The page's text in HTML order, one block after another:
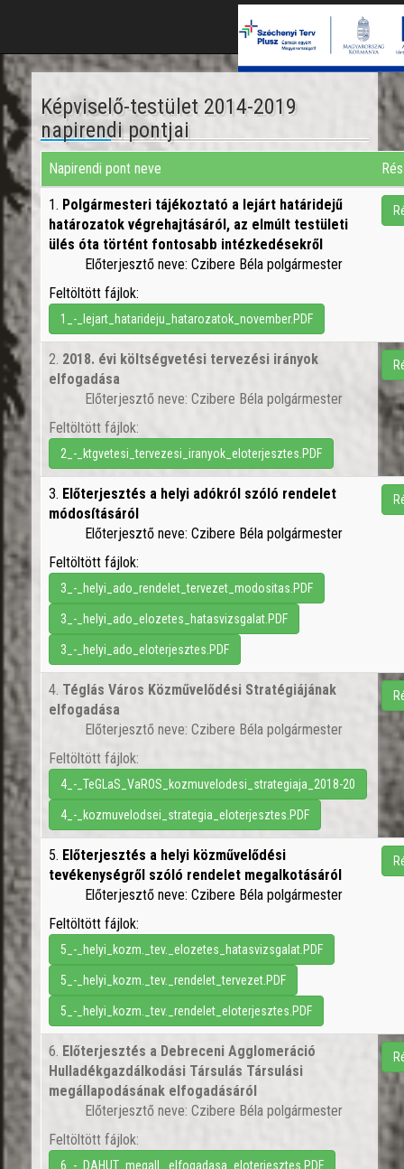
Képviselő-testület 2014-2019
napirendi pontjai
Napirendi pont neve
1. Polgármesteri tájékoztató a lejárt határidejű
határozatok végrehajtásáról, az elmúlt testületi
ülés óta történt fontosabb intézkedésekről
Előterjesztő neve: Czibere Béla polgármester
Feltöltött fájlok:
1_-_lejart_hatarideju_hatarozatok_november.PDF
2. 2018. évi költségvetési tervezési irányok
elfogadása
Előterjesztő neve: Czibere Béla polgármester
Feltöltött fájlok:
2_-_ktgvetesi_tervezesi_iranyok_eloterjesztes.PDF
3. Előterjesztés a helyi adókról szóló rendelet
módosításáról
Előterjesztő neve: Czibere Béla polgármester
Feltöltött fájlok:
3_-_helyi_ado_rendelet_tervezet_modositas.PDF
3_-_helyi_ado_elozetes_hatasvizsgalat.PDF
3_-_helyi_ado_eloterjesztes.PDF
4. Téglás Város Közművelődési Stratégiájának
elfogadása
Előterjesztő neve: Czibere Béla polgármester
Feltöltött fájlok:
4_-_TeGLaS_VaROS_kozmuvelodesi_strategiaja_2018-20
4_-_kozmuvelodsei_strategia_eloterjesztes.PDF
5. Előterjesztés a helyi közművelődési
tevékenységről szóló rendelet megalkotásáról
Előterjesztő neve: Czibere Béla polgármester
Feltöltött fájlok:
5_-_helyi_kozm._tev._elozetes_hatasvizsgalat.PDF
5_-_helyi_kozm._tev._rendelet_tervezet.PDF
5_-_helyi_kozm._tev._rendelet_eloterjesztes.PDF
6. Előterjesztés a Debreceni Agglomeráció
Hulladékgazdálkodási Társulás Társulási
megállapodásának elfogadásáról
Előterjesztő neve: Czibere Béla polgármester
Feltöltött fájlok:
6_-_DAHUT_megall._elfogadasa_eloterjesztes.PDF